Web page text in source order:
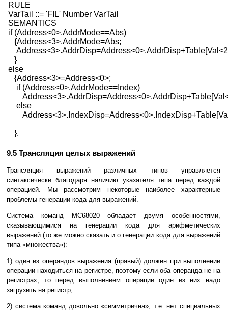
RULE
VarTail ::= 'FIL' Number VarTail
SEMANTICS
if (Address<0>.AddrMode==Abs)
{Address<3>.AddrMode=Abs;
}
else
{Address<3>=Address<0>;
if (Address<0>.AddrMode==Index)
else
}.
9.5 Трансляция целых выражений
Трансляция выражений различных типов управляется
синтаксически благодаря наличию указателя типа перед каждой
операцией. Мы рассмотрим некоторые наиболее характерные
проблемы генерации кода для выражений.
Система команд МС68020 обладает двумя особенностями,
сказывающимися на генерации кода для арифметических
выражений (то же можно сказать и о генерации кода для выражений
типа «множества»):
1) один из операндов выражения (правый) должен при выполнении
операции находиться на регистре, поэтому если оба операнда не на
регистрах, то перед выполнением операции один из них надо
загрузить на регистр;
2) система команд довольно «симметрична», т.е. нет специальных